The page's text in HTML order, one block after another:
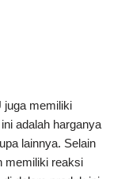
juga memiliki
adalah harganya
lainnya. Selain
memiliki reaksi